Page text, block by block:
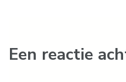
Een reactie